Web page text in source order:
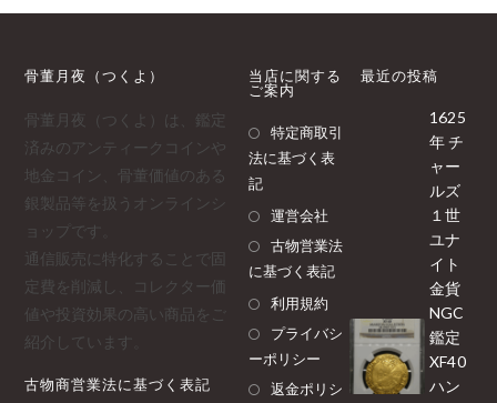
骨董月夜（つくよ）
骨董月夜（つくよ）は、鑑定
済みのアンティークコインや
地金コイン、骨董価値のある
銀製品等を扱うオンラインシ
ョップです。
通信販売に特化することで固
定費を削減し、コレクター価
値や投資効果の高い商品をご
紹介しています。
古物商営業法に基づく表記
当店に関する
ご案内
特定商取引
法に基づく表
記
運営会社
古物営業法
に基づく表記
利用規約
プライバシ
ーポリシー
返金ポリシ
最近の投稿
1625
年 チ
ャー
ルズ
１世
ユナ
イト
金貨
NGC
鑑定
XF40
ハン